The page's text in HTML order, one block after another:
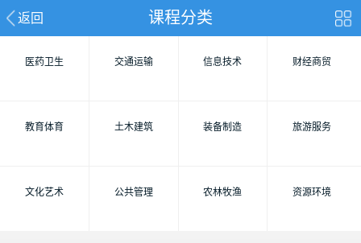
返回 课程分类
医药卫生 交通运输 信息技术 财经商贸
教育体育 土木建筑 装备制造 旅游服务
文化艺术 公共管理 农林牧渔 资源环境